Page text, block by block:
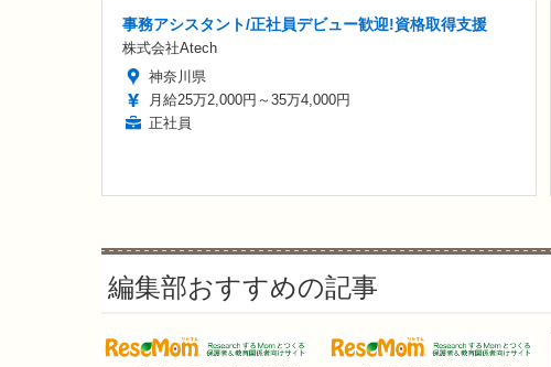
事務アシスタント/正社員デビュー歓迎!資格取得支援
株式会社Atech
神奈川県
月給25万2,000円～35万4,000円
正社員
編集部おすすめの記事